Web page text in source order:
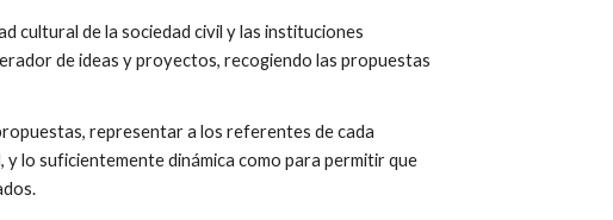
cultural de la sociedad civil y las instituciones
de ideas y proyectos, recogiendo las propuestas
representar a los referentes de cada
lo suficientemente dinámica como para permitir que